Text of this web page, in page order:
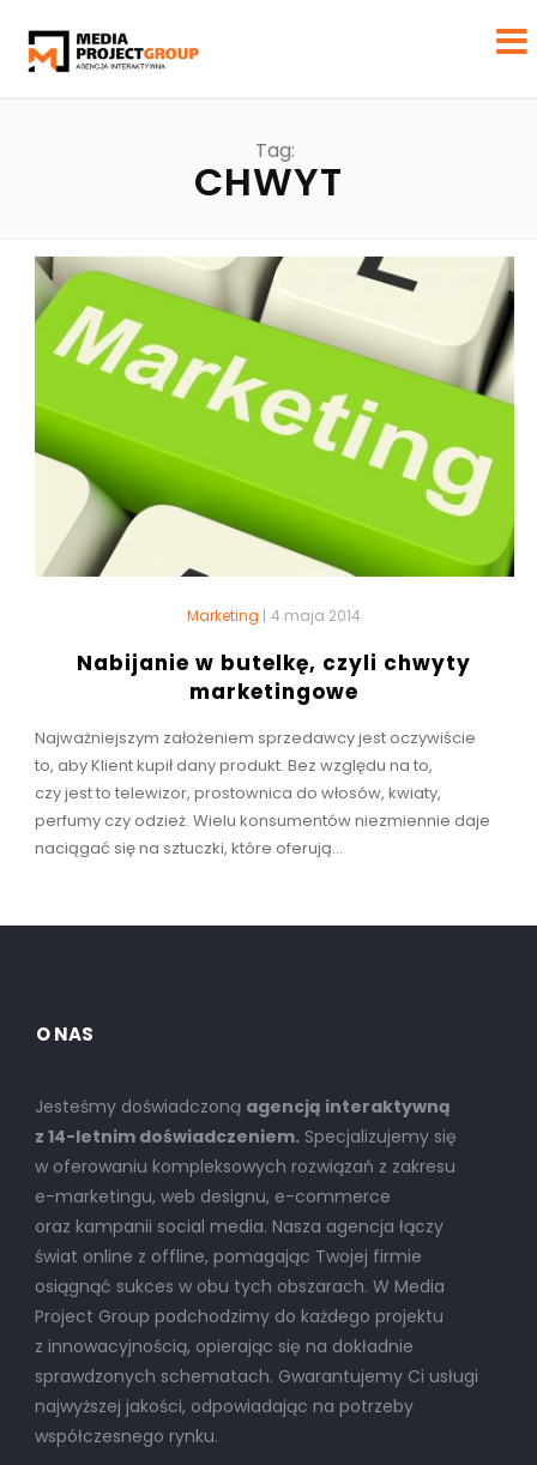
Tag:
CHWYT
Marketing | 4 maja 2014
Nabijanie w butelkę, czyli chwyty
marketingowe
Najważniejszym założeniem sprzedawcy jest oczywiście
to, aby Klient kupił dany produkt. Bez względu na to,
czy jest to telewizor, prostownica do włosów, kwiaty,
perfumy czy odzież. Wielu konsumentów niezmiennie daje
naciągać się na sztuczki, które oferują...
O NAS
Jesteśmy doświadczoną agencją interaktywną
z 14-letnim doświadczeniem.Specjalizujemy się
w oferowaniu kompleksowych rozwiązań z zakresu
e-marketingu, web designu, e-commerce
oraz kampanii social media. Nasza agencja łączy
świat online z offline, pomagając Twojej firmie
osiągnąć sukces w obu tych obszarach. W Media
Project Group podchodzimy do każdego projektu
z innowacyjnością, opierając się na dokładnie
sprawdzonych schematach. Gwarantujemy Ci usługi
najwyższej jakości, odpowiadając na potrzeby
współczesnego rynku.